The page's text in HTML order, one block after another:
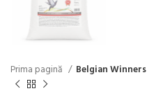
Prima pagină Belgian Winners